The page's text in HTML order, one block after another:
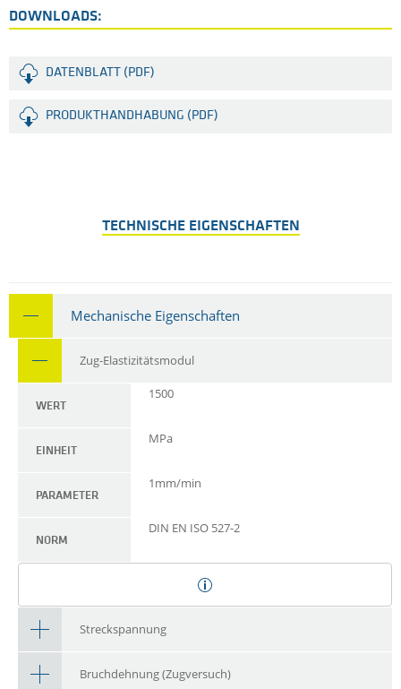
DOWNLOADS:
DATENBLATT (PDF)
PRODUKTHANDHABUNG (PDF)
TECHNISCHE EIGENSCHAFTEN
Mechanische Eigenschaften
Zug-Elastizitätsmodul
WERT
1500
EINHEIT
MPa
PARAMETER
1mm/min
NORM
DIN EN ISO 527-2
Streckspannung
Bruchdehnung (Zugversuch)